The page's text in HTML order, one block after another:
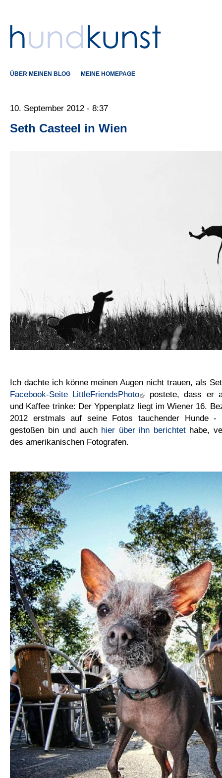
ÜBER MEINEN BLOG MEINE HOMEPAGE
10. September 2012 - 8:37
Seth Casteel in Wien
Ich dachte ich könne meinen Augen nicht trauen, als
Facebook-Seite LittleFriendsPhoto
postete, dass er
und Kaffee trinke: Der Yppenplatz liegt im Wiener 16.
2012 erstmals auf seine Fotos tauchender Hunde -
gestoßen bin und auchhier über ihn berichtethabe,
des amerikanischen Fotografen.